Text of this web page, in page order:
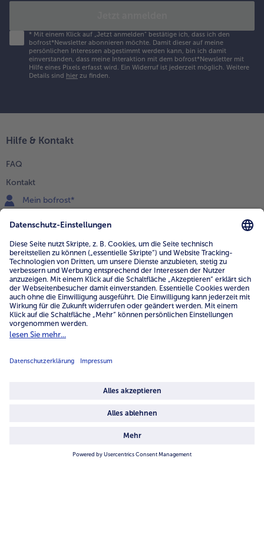
* Mit einem Klick auf „Jetzt anmelden" bestätige ich, dass ich den
bofrost*Newsletter abonnieren möchte. Damit dieser auf meine
persönlichen Interessen abgestimmt werden kann, bin ich damit
einverstanden, dass meine Interaktion mit dem bofrost*Newsletter mit
Hilfe eines Pixels erfasst wird. Ein Widerruf ist jederzeit möglich. Weitere
Details sind hier zu finden.
Hilfe & Kontakt
FAQ
Kontakt
Mein bofrost*
0800 - 000 19 18
Mo.-Fr.: 7-21 Uhr Sa: 8-16 Uhr
Service
Unternehmen
Über uns